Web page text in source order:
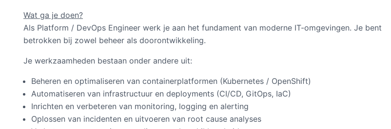
Wat ga je doen?
Als Platform / DevOps Engineer werk je aan het fundament van moderne IT-omgevingen. Je bent
betrokken bij zowel beheer als doorontwikkeling.
Je werkzaamheden bestaan onder andere uit:
Beheren en optimaliseren van containerplatformen (Kubernetes / OpenShift)
Automatiseren van infrastructuur en deployments (CI/CD, GitOps, IaC)
Inrichten en verbeteren van monitoring, logging en alerting
Oplossen van incidenten en uitvoeren van root cause analyses